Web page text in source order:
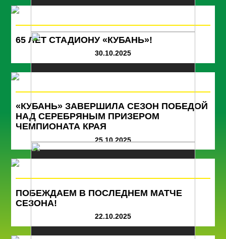
65 ЛЕТ СТАДИОНУ «КУБАНЬ»!
30.10.2025
«КУБАНЬ» ЗАВЕРШИЛА СЕЗОН ПОБЕДОЙ
НАД СЕРЕБРЯНЫМ ПРИЗЕРОМ
ЧЕМПИОНАТА КРАЯ
25.10.2025
ПОБЕЖДАЕМ В ПОСЛЕДНЕМ МАТЧЕ
СЕЗОНА!
22.10.2025